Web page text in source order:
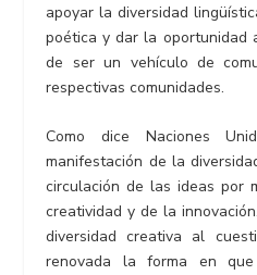
apoyar la diversidad
poética y dar la oportunidad
de ser un vehículo de
respectivas comunidades.
Como dice Naciones
manifestación de la
circulación de las ideas por
creatividad y de la
diversidad creativa al
renovada la forma en